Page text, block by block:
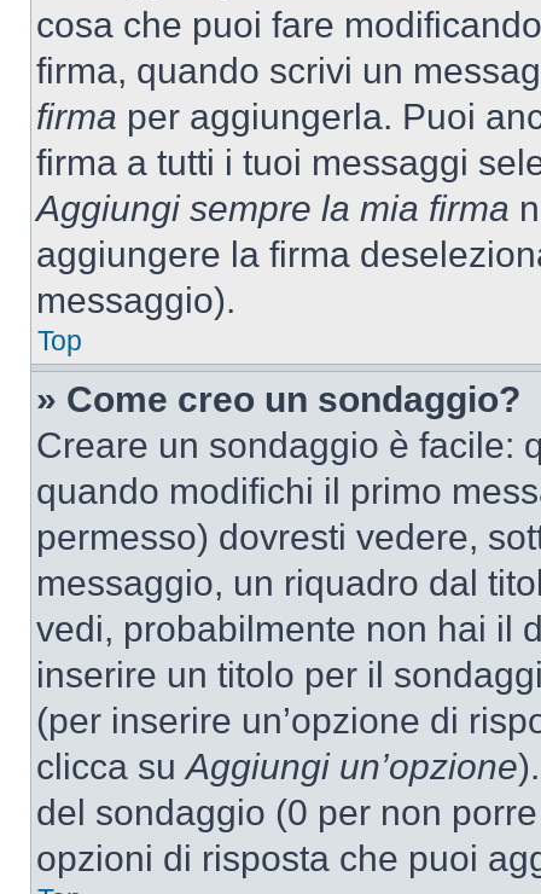
cosa che puoi fare
firma, quando scrivi un
firma per aggiungerla. Puoi
firma a tutti i tuoi messaggi
Aggiungi sempre la mia firma
aggiungere la firma
messaggio).
Top
» Come creo un sondaggio?
Creare un sondaggio è facile:
quando modifichi il primo
permesso) dovresti vedere,
messaggio, un riquadro dal
vedi, probabilmente non hai il
inserire un titolo per il
(per inserire un’opzione di
clicca suAggiungi un’opzione
del sondaggio (0 per non
opzioni di risposta che puoi